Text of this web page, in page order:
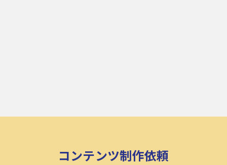
コンテンツ制作依頼